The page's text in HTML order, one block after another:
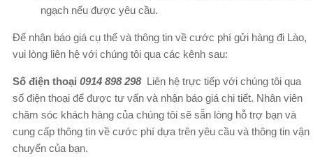
ngạch nếu được yêu cầu.
Để nhận báo giá cụ thể và thông tin về cước phí gửi hàng đi Lào,
vui lòng liên hệ với chúng tôi qua các kênh sau:
Số điện thoại 0914 898 298 Liên hệ trực tiếp với chúng tôi qua
số điện thoại để được tư vấn và nhận báo giá chi tiết. Nhân viên
chăm sóc khách hàng của chúng tôi sẽ sẵn lòng hỗ trợ bạn và
cung cấp thông tin về cước phí dựa trên yêu cầu và thông tin vận
chuyển của bạn.